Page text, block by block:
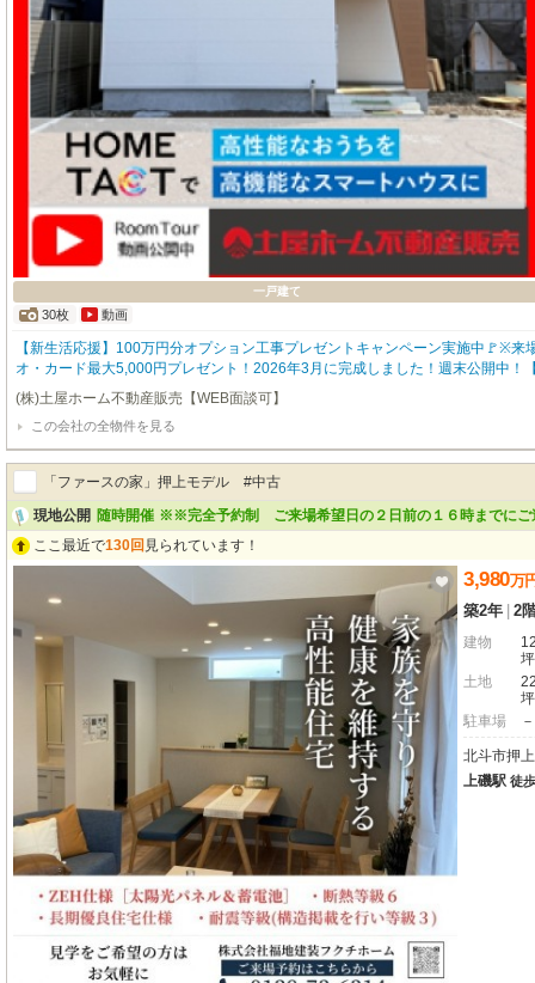
一戸建て
30枚 動画
【新生活応援】100万円分オプション工事プレゼントキャンペーン実施中🚩※来
オ・カード最大5,000円プレゼント！2026年3月に完成しました！週末公開中！
し離れた落ち着いた街並み】プライベートテラスを満喫！2階建3LDK物件（
台可能、②閑静な住宅街、③生活に便利な施設や飲食店多数④プライベートテ
エコジョーズ＋セントラルヒーティング採用連絡先：☏0138-84-6886
ム：@iest.tsuchiyahomefh【土屋ホーム不動産販売のサービス内容】・ローン
の優遇制度のご紹介・自治体優遇支援内容のご紹介・随時見学可能です・お客
売却相談・不動産査定無料
(株)土屋ホーム不動産販売【WEB面談可】
この会社の全物件を見る
「ファースの家」押上モデル #中古
現地公開 随時開催 ※※完全予約制 ご来場希望日の２日前の１６時までにご
ここ最近で130回 見られています！
3,980万
築2年 2
建物
土地
駐車場
－
北斗市押
上磯駅 徒歩